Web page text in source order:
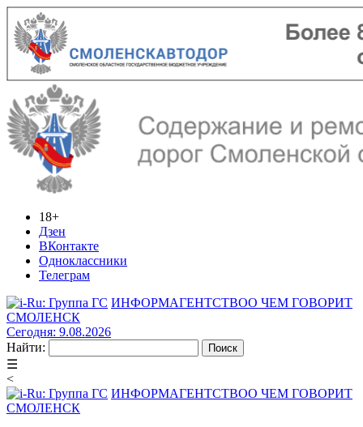
18+
Дзен
ВКонтакте
Одноклассники
Телеграм
ИНФОРМАГЕНТСТВОО ЧЕМ ГОВОРИТ
СМОЛЕНСК
Сегодня: 9.08.2026
Найти:
☰
<
ИНФОРМАГЕНТСТВОО ЧЕМ ГОВОРИТ
СМОЛЕНСК